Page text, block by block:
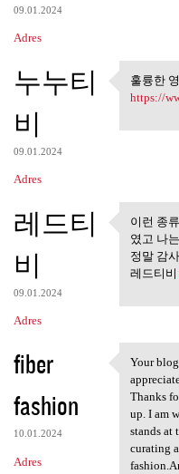
09.01.2024
Adres
누누티
비
09.01.2024
Adres
훌륭한
훌륭한
https://
레드티
비
09.01.2024
Adres
이런
있는
이런 종
였고 나
정말 감
레드티비
fiber
fashion
10.01.2024
Adres
Your
Your
Thanks
up. I am
stands at
curating